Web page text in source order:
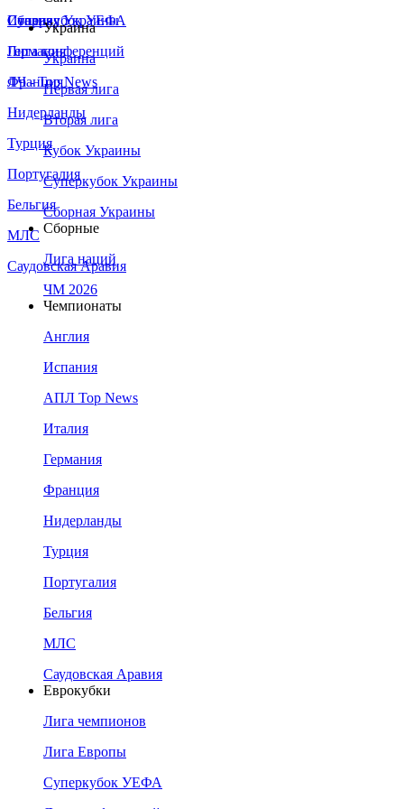
Сборная Украины
Италия
Германия
Франция
Нидерланды
Турция
Португалия
Бельгия
МЛС
Саудовская Аравия
Суперкубок УЕФА
Лига конференций
ЛЧ - Top News
Украина
Украина
Первая лига
Вторая лига
Кубок Украины
Суперкубок Украины
Сборная Украины
Сборные
Лига наций
ЧМ 2026
Чемпионаты
Англия
Испания
АПЛ Top News
Италия
Германия
Франция
Нидерланды
Турция
Португалия
Бельгия
МЛС
Саудовская Аравия
Еврокубки
Лига чемпионов
Лига Европы
Суперкубок УЕФА